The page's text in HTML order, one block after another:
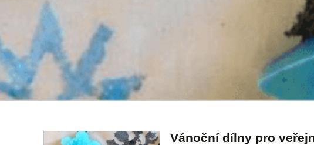
Vánoční dílny pro